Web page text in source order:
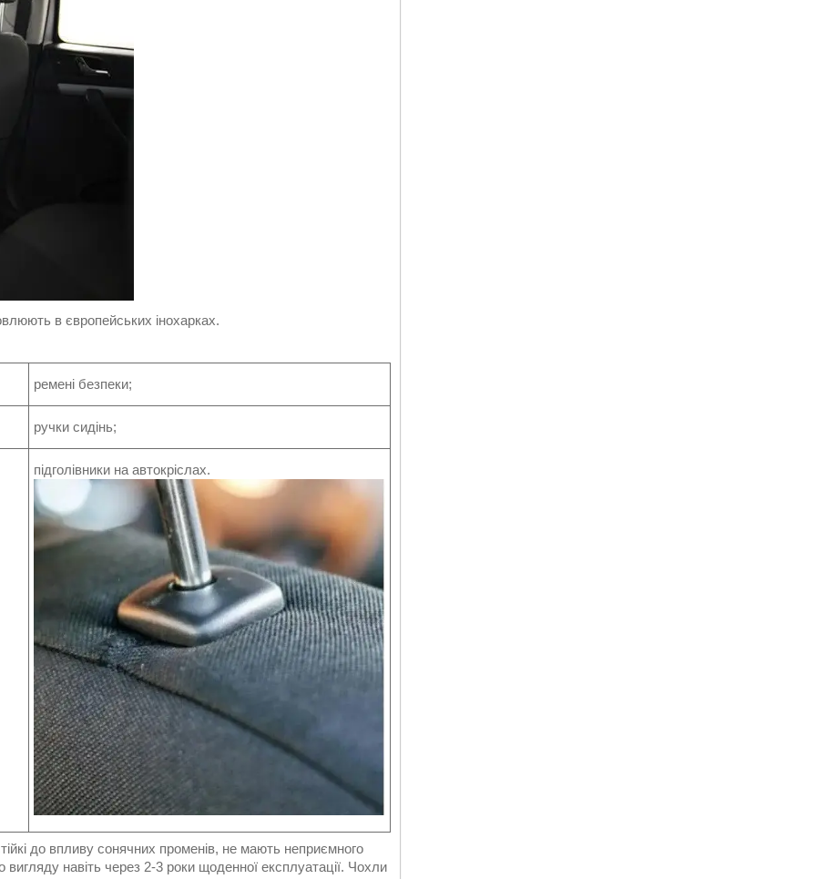
в європейських інохарках.
ремені безпеки;
ручки сидінь;
підголівники на автокріслах.
до впливу сонячних променів, не мають неприємного
навіть через 2-3 роки щоденної експлуатації. Чохли